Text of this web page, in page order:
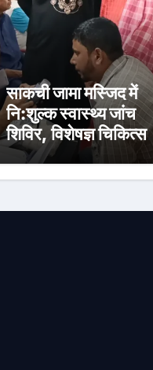
साकची जामा मस्जिद में
नि:शुल्क स्वास्थ्य जांच
शिविर, विशेषज्ञ
ने दी परामर्श सेवा